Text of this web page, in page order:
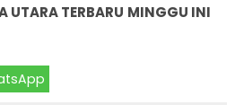
UTARA TERBARU MINGGU INI